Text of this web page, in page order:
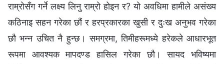
राम्रोसँग गर्ने लक्ष्य लिनु राम्रो होइन र? यो अवधिमा हामीले असंख्य
कठिनाइ सहन गरेका छौं र हरप्रकारका खुसी र दुःख अनुभव गरेका
छौ भन्न उचित नै हुन्छ। समग्रमा, तिमीहरूमध्ये हरेकले आधारभूत
रूपमा आवश्यक मापदण्ड हासिल गरेका छौ। सायद भविष्यमा